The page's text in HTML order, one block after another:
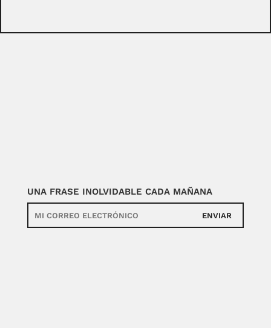
UNA FRASE INOLVIDABLE CADA MAÑANA
ENVIAR